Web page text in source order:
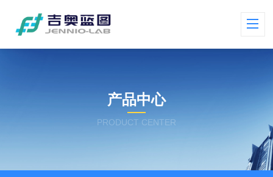
产品中心
PRODUCT CENTER